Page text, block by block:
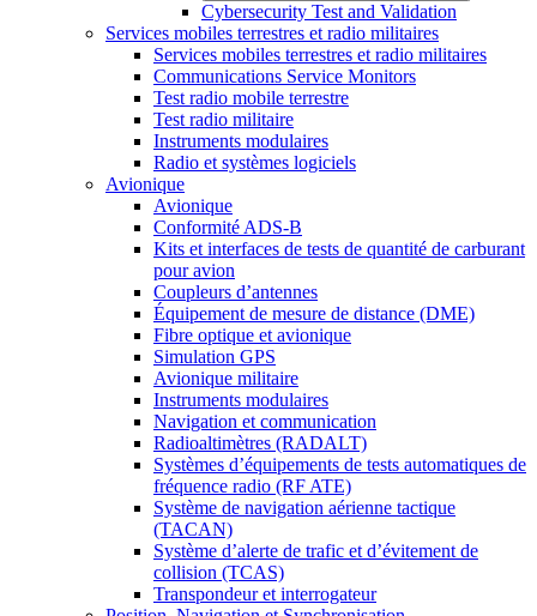
Cybersecurity Test and Validation
Services mobiles terrestres et radio militaires
Services mobiles terrestres et radio militaires
Communications Service Monitors
Test radio mobile terrestre
Test radio militaire
Instruments modulaires
Radio et systèmes logiciels
Avionique
Avionique
Conformité ADS-B
Kits et interfaces de tests de quantité de carburant
pour avion
Coupleurs d’antennes
Équipement de mesure de distance (DME)
Fibre optique et avionique
Simulation GPS
Avionique militaire
Instruments modulaires
Navigation et communication
Radioaltimètres (RADALT)
Systèmes d’équipements de tests automatiques de
fréquence radio (RF ATE)
Système de navigation aérienne tactique
(TACAN)
Système d’alerte de trafic et d’évitement de
collision (TCAS)
Transpondeur et interrogateur